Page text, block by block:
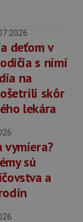
deťom v
s nimi
na
skôr
lekára
vymiera?
sú
a